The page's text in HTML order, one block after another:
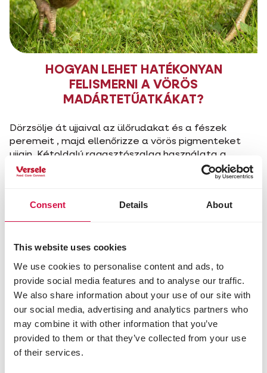
Consent Details About
This website uses cookies
We use cookies to personalise content and ads, to
provide social media features and to analyse our traffic.
We also share information about your use of our site with
our social media, advertising and analytics partners who
may combine it with other information that you’ve
provided to them or that they’ve collected from your use
of their services.
HOGYAN LEHET HATÉKONYAN
FELISMERNI A VÖRÖS
MADÁRTETŰATKÁKAT?
Dörzsölje át ujjaival az ülőrudakat és a fészek
peremeit , majd ellenőrizze a vörös pigmenteket
ujjain. Kétoldalú ragasztószalag használata a
kalitkákhoz és fészkelőhelyekhez szintén jó ötlet,
Az utóbbi években egyre több rovarirtó szert
és/vagy állatokra. Úgy tűnik, hogy a vörös atka
egyre több használatban lévő rovarölő szerrel
szemben fejlesztett ki ellenállóképességet.
Oropharma MITE-KILLERrendkívül hatékony és
regisztrált biocid kifejezetten a vörös atkák
megfékezésére. Az Oropharma MITE-KILLER
rendkívül kicsi szilícium-dioxid részecskéken (3-9 μm)